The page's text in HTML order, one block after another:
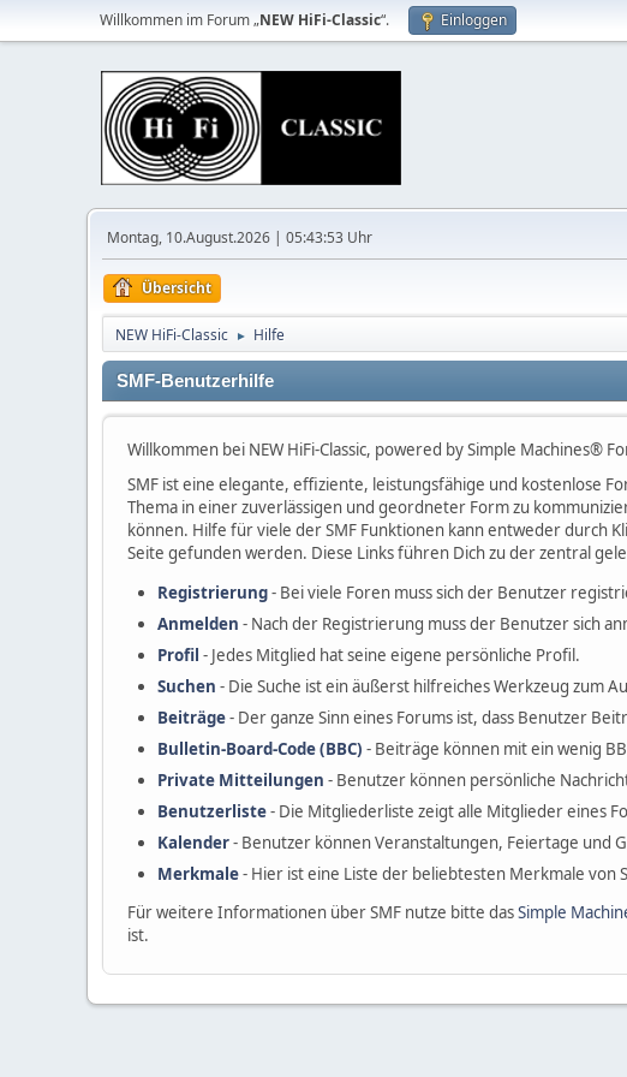
Willkommen im Forum „NEW HiFi-Classic“. Einloggen
Montag, 10.August.2026 | 05:43:53 Uhr
Übersicht
NEW HiFi-Classic ► Hilfe
SMF-Benutzerhilfe
Willkommen bei NEW HiFi-Classic, powered by Simple Machines®
SMF ist eine elegante, effiziente, leistungsfähige und kostenlose
Thema in einer zuverlässigen und geordneter Form zu
können. Hilfe für viele der SMF Funktionen kann entweder durch
Seite gefunden werden. Diese Links führen Dich zu der zentral
Registrierung- Bei viele Foren muss sich der Benutzer
Anmelden - Nach der Registrierung muss der Benutzer sich
Profil - Jedes Mitglied hat seine eigene persönliche Profil.
Suchen - Die Suche ist ein äußerst hilfreiches Werkzeug zum
Beiträge- Der ganze Sinn eines Forums ist, dass Benutzer
Bulletin-Board-Code (BBC) - Beiträge können mit ein wenig
Private Mitteilungen - Benutzer können persönliche
Benutzerliste- Die Mitgliederliste zeigt alle Mitglieder eines
Kalender- Benutzer können Veranstaltungen, Feiertage und
Merkmale- Hier ist eine Liste der beliebtesten Merkmale von
Für weitere Informationen über SMF nutze bitte dasSimple
ist.